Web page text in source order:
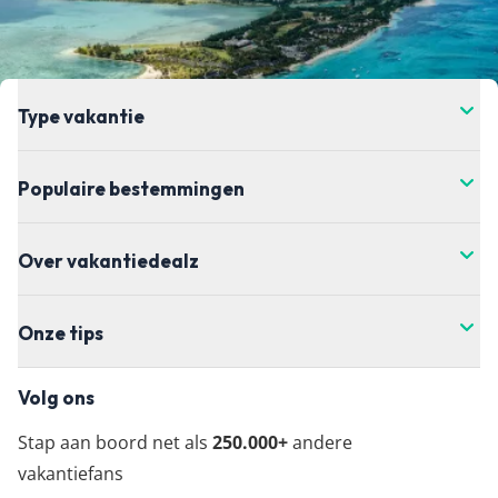
Type vakantie
Populaire bestemmingen
Over vakantiedealz
Onze tips
Volg ons
Stap aan boord net als 250.000+andere
vakantiefans